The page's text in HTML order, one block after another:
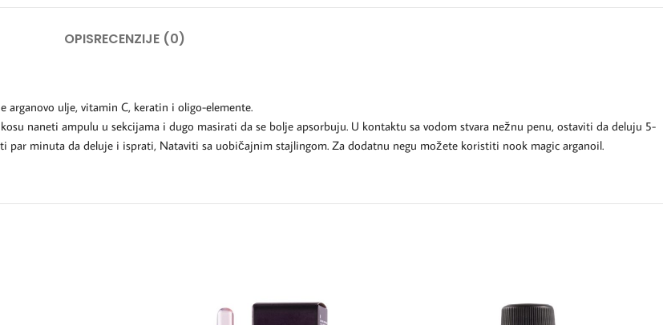
OPISRECENZIJE (0)
ulje, vitamin C, keratin i oligo-elemente.
naneti ampulu u sekcijama i dugo masirati da se bolje apsorbuju. U kontaktu sa vodom stvara nežnu penu, ostaviti da deluju 5-
par minuta da deluje i isprati, Nataviti sa uobičajnim stajlingom. Za dodatnu negu možete koristiti nook magic arganoil.